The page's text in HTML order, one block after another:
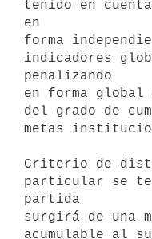
tenido en
en
forma
indicadores
penalizando
en forma
del grado de
metas
Criterio de
particular se
partida
surgirá de una
acumulable al